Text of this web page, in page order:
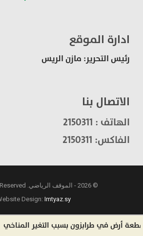
ادارة الموقع
رئيس التحرير: مازن الريس
الاتصال بنا
الهاتف : 2150311
الفاكس: 2150311
© 2026 - الموقف الرياضي. All Rights Reserved.
Website Design:Imtyaz.sy
طرابزون بسبب التغير المناخي